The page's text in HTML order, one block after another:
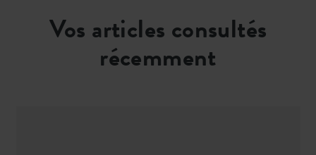
Vos articles consultés
récemment